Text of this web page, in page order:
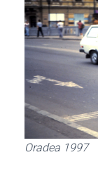
Oradea 1997